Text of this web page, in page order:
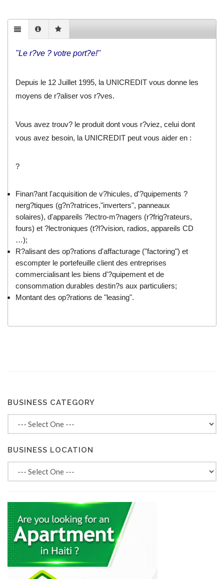
"Le r?ve ? votre port?e!"
Depuis le 12 Juillet 1995, la UNICREDIT vous donne les
moyens de r?aliser vos r?ves.
Vous avez trouv? le produit dont vous r?viez, celui dont
vous avez besoin, la UNICREDIT peut vous aider en :
?
Finan?ant l'acquisition de v?hicules, d'?quipements ?
nerg?tiques (g?n?ratrices,"inverters", panneaux
solaires), d'appareils ?lectro-m?nagers (r?frig?rateurs,
fours) et ?lectroniques (t?l?vision, radios, appareils CD
…);
R?alisant des op?rations d'affacturage ("factoring") et
escompter le portefeuille client des entreprises
commercialisant les biens d'?quipement et de
consommation durables destin?s aux particuliers;
Montant des op?rations de "leasing".
BUSINESS CATEGORY
BUSINESS LOCATION